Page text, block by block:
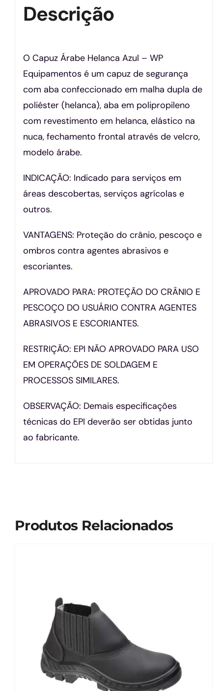
Descrição
O Capuz Árabe Helanca Azul – WP
Equipamentos é um capuz de segurança
com aba confeccionado em malha dupla de
poliéster (helanca), aba em polipropileno
com revestimento em helanca, elástico na
nuca, fechamento frontal através de velcro,
modelo árabe.
INDICAÇÃO: Indicado para serviços em
áreas descobertas, serviços agrícolas e
outros.
VANTAGENS: Proteção do crânio, pescoço e
ombros contra agentes abrasivos e
escoriantes.
APROVADO PARA: PROTEÇÃO DO CRÂNIO E
PESCOÇO DO USUÁRIO CONTRA AGENTES
ABRASIVOS E ESCORIANTES.
RESTRIÇÃO: EPI NÃO APROVADO PARA USO
EM OPERAÇÕES DE SOLDAGEM E
PROCESSOS SIMILARES.
OBSERVAÇÃO: Demais especificações
técnicas do EPI deverão ser obtidas junto
ao fabricante.
Produtos Relacionados